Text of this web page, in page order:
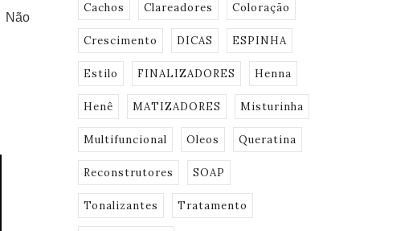
Não
Cachos Clareadores Coloração
Crescimento DICAS ESPINHA
Estilo FINALIZADORES Henna
Henê MATIZADORES Misturinha
Multifuncional Oleos Queratina
Reconstrutores SOAP
Tonalizantes Tratamento